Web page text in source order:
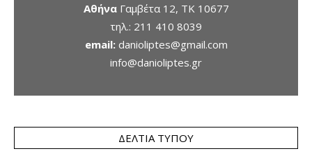
ΑθήναΓαμβέτα 12, ΤΚ 10677
τηλ.: 211 410 8039
email: danioliptes@gmail.com
info@danioliptes.gr
ΔΕΛΤΊΑ ΤΎΠΟΥ